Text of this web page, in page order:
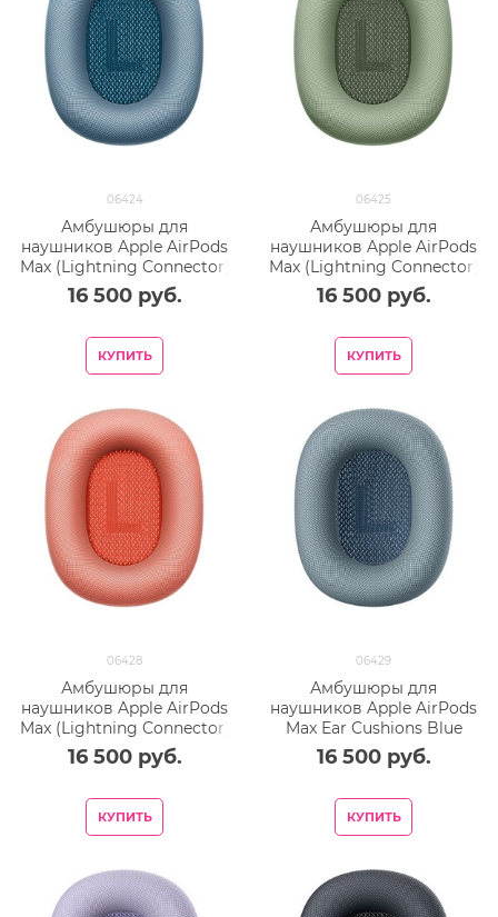
06424
Амбушюры для
наушников Apple AirPods
Max (Lightning Connector)
Ear Cushions Sky Blue
16 500 руб.
КУПИТЬ
06425
Амбушюры для
наушников Apple AirPods
Max (Lightning Connector)
Ear Cushions Green
16 500 руб.
КУПИТЬ
06428
Амбушюры для
наушников Apple AirPods
Max (Lightning Connector)
Ear Cushions Red
16 500 руб.
КУПИТЬ
06429
Амбушюры для
наушников Apple AirPods
Max Ear Cushions Blue
16 500 руб.
КУПИТЬ